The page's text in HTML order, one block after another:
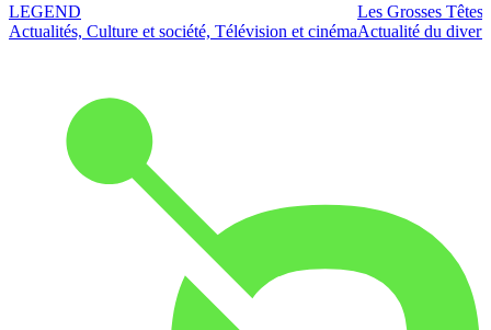
LEGEND
Actualités, Culture et société, Télévision et cinéma
Les Grosses Têtes
Actualité du